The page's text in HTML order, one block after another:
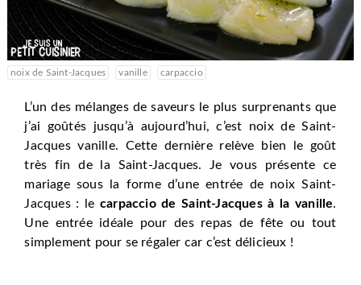
noix de Saint-Jacques vanille carpaccio
L’un des mélanges de saveurs le plus surprenants que
j’ai goûtés jusqu’à aujourd’hui, c’est noix de Saint-
Jacques vanille. Cette dernière relève bien le goût
très fin de la Saint-Jacques. Je vous présente ce
mariage sous la forme d’une entrée de noix Saint-
Jacques : le carpaccio de Saint-Jacques à la vanille.
Une entrée idéale pour des repas de fête ou tout
simplement pour se régaler car c’est délicieux !